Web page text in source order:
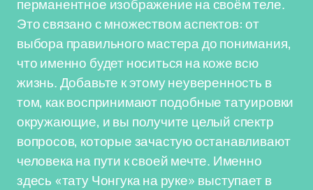
перманентное изображение на своём теле.
Это связано с множеством аспектов: от
выбора правильного мастера до понимания,
что именно будет носиться на коже всю
жизнь. Добавьте к этому неуверенность в
том, как воспринимают подобные татуировки
окружающие, и вы получите целый спектр
вопросов, которые зачастую останавливают
человека на пути к своей мечте. Именно
здесь «тату Чонгука на руке» выступает в